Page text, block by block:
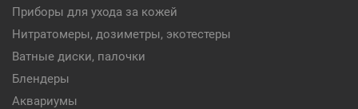
Приборы для ухода за кожей
Нитратомеры, дозиметры, экотестеры
Ватные диски, палочки
Блендеры
Аквариумы